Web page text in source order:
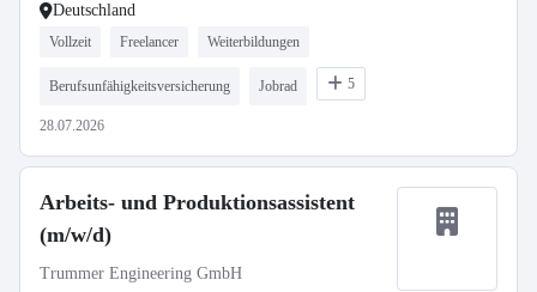
Deutschland
Vollzeit Freelancer Weiterbildungen
Berufsunfähigkeitsversicherung Jobrad 5
28.07.2026
Arbeits- und Produktionsassistent
(m/w/d)
Trummer Engineering GmbH